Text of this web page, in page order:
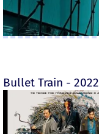
Bullet Train - 2022